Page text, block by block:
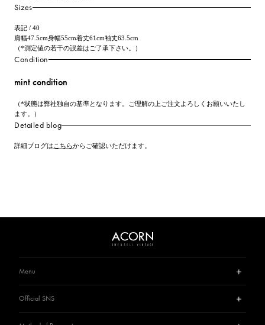
Sizes
表記 / 40
肩幅47.5cm身幅55cm着丈61cm袖丈63.5cm
（*測定値の若干の誤差はご了承下さい。）
Condition
mint condition
（*状態は弊社独自の基準となります。ご理解の上ご注文よろしくお願いいたし
ます。）
Detailed blog
詳細ブログは こちらからご確認いただけます。
Menu
Privacy Policy
Official SNS